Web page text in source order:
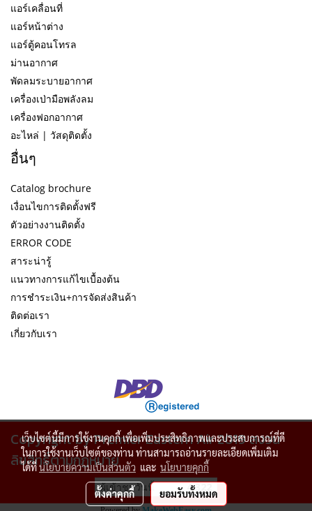
แอร์เคลื่อนที่
แอร์หน้าต่าง
แอร์ตู้คอนโทรล
ม่านอากาศ
พัดลมระบายอากาศ
เครื่องเป่ามือพลังลม
เครื่องฟอกอากาศ
อะไหล่ | วัสดุติดตั้ง
อื่นๆ
Catalog brochure
เงื่อนไขการติดตั้งฟรี
ตัวอย่างงานติดตั้ง
ERROR CODE
สาระน่ารู้
แนวทางการแก้ไขเบื้องต้น
การชำระเงิน+การจัดส่งสินค้า
ติดต่อเรา
เกี่ยวกับเรา
Copyright by Premier Eastern Air 2019 สงวน
ลิขสิทธิ์ตามกฏหมาย
ผู้เข้าชมวันนี้ 4,322
เว็บไซต์นี้มีการใช้งานคุกกี้ เพื่อเพิ่มประสิทธิภาพและประสบการณ์ที่ดี
ในการใช้งานเว็บไซต์ของท่าน ท่านสามารถอ่านรายละเอียดเพิ่มเติม
ได้ที่นโยบายความเป็นส่วนตัว และ นโยบายคุกกี้
ตั้งค่าคุกกี้ ยอมรับทั้งหมด